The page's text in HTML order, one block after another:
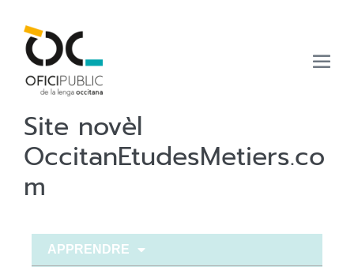
Site novèl
OccitanEtudesMetiers.co
m
APPRENDRE